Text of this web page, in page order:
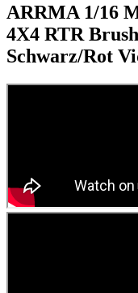
ARRMA 1/16
4X4 RTR
Schwarz/Rot